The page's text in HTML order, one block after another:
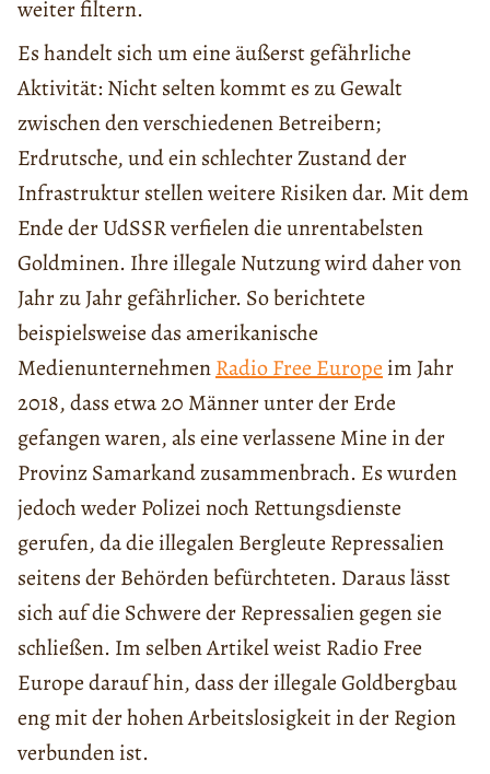
weiter filtern.
Es handelt sich um eine äußerst gefährliche
Aktivität: Nicht selten kommt es zu Gewalt
zwischen den verschiedenen Betreibern;
Erdrutsche, und ein schlechter Zustand der
Infrastruktur stellen weitere Risiken dar. Mit dem
Ende der UdSSR verfielen die unrentabelsten
Goldminen. Ihre illegale Nutzung wird daher von
Jahr zu Jahr gefährlicher. So berichtete
beispielsweise das amerikanische
MedienunternehmenRadio Free Europe im Jahr
2018, dass etwa 20 Männer unter der Erde
gefangen waren, als eine verlassene Mine in der
Provinz Samarkand zusammenbrach. Es wurden
jedoch weder Polizei noch Rettungsdienste
gerufen, da die illegalen Bergleute Repressalien
seitens der Behörden befürchteten. Daraus lässt
sich auf die Schwere der Repressalien gegen sie
schließen. Im selben Artikel weist Radio Free
Europe darauf hin, dass der illegale Goldbergbau
eng mit der hohen Arbeitslosigkeit in der Region
verbunden ist.